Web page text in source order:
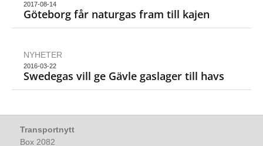
2017-08-14
Göteborg får naturgas fram till kajen
NYHETER
2016-03-22
Swedegas vill ge Gävle gaslager till havs
Transportnytt
Box 2082